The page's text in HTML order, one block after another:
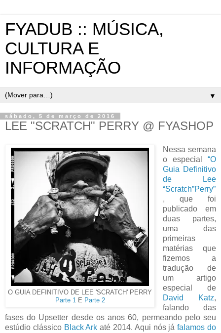
FYADUB :: MÚSICA,
CULTURA E
INFORMAÇÃO
▼
sábado, 5 de março de 2016
LEE "SCRATCH" PERRY @ FYASHOP
O GUIA DEFINITIVO DE LEE 'SCRATCH' PERRY
Parte 1
E Parte 2
Nessa semana
o especial “O
Guia Definitivo
de Lee
“Scratch”Perry”
, que foi
publicado em
duas partes,
uma das
primeiras
matérias que
fizemos a
tradução de
um artigo
especial de
David Katz,
falando das
fases do Upsetter desde os anos 60, permeando pelo seu
estúdio clássico Black Ark até 2014. Aqui nós jáfalamos do